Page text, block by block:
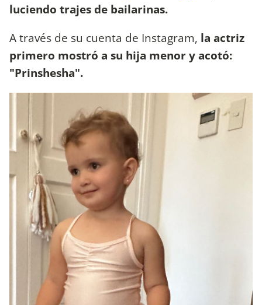
luciendo trajes de bailarinas.
A través de su cuenta de Instagram, la actriz
primero mostró a su hija menor y acotó:
"Prinshesha".